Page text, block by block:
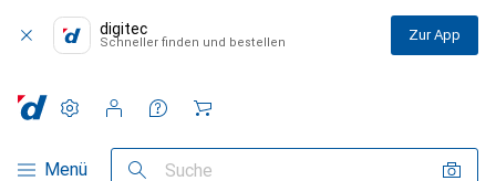
digitec
Schneller finden und bestellen Zur App
Navigation nach Kategorien
Menü Suche
Einstellungen
Kundenkonto
Vergleichslisten
Merklisten
Warenkorb